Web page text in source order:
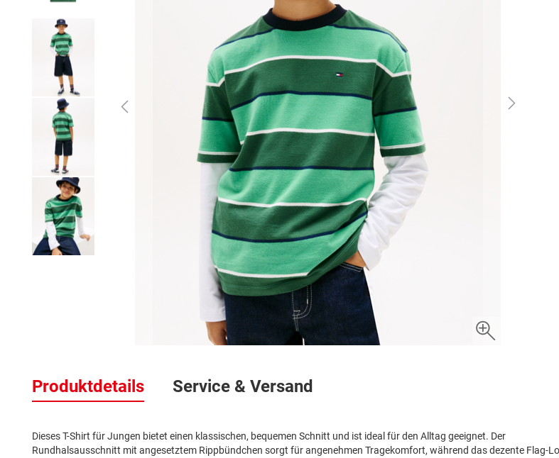
der
Bildergalerie
Produktdetails
Dieses T-Shirt für Jungen bietet einen klassischen, bequemen Schnitt und ist ideal für den Alltag geeignet. Der
Rundhalsausschnitt mit angesetztem Rippbündchen sorgt für angenehmen Tragekomfort, während das dezente Flag-
Service & Versand